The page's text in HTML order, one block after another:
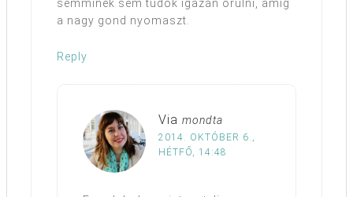
semminek sem tudok igazán örülni, amíg
a nagy gond nyomaszt.
Reply
Via mondta
2014. OKTÓBER 6.,
HÉTFŐ, 14:48